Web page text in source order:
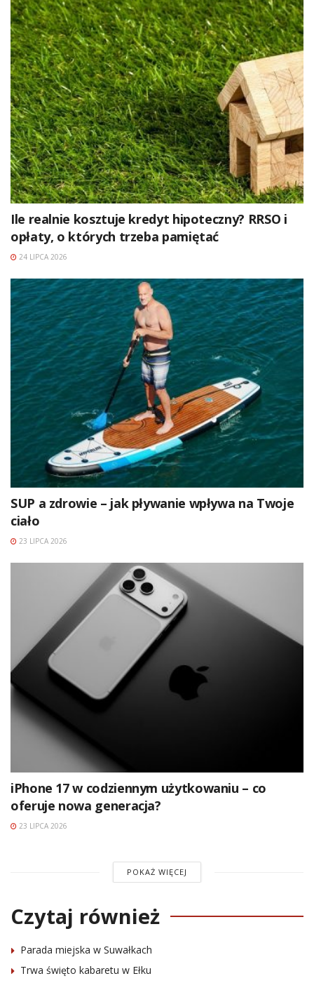
Ile realnie kosztuje kredyt hipoteczny? RRSO i
opłaty, o których trzeba pamiętać
24 LIPCA 2026
SUP a zdrowie – jak pływanie wpływa na Twoje
ciało
23 LIPCA 2026
iPhone 17 w codziennym użytkowaniu – co
oferuje nowa generacja?
23 LIPCA 2026
POKAŻ WIĘCEJ
Czytaj również
Parada miejska w Suwałkach
Trwa święto kabaretu w Ełku